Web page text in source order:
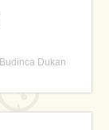
Budinca Dukan